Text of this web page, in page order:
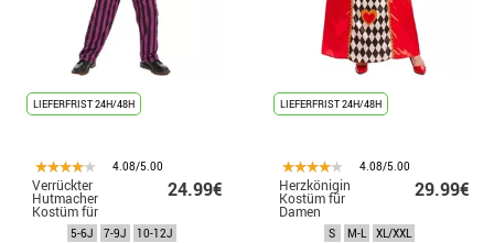
LIEFERFRIST 24H/48H
4.08/5.00
Verrückter
Hutmacher
Kostüm für
Jungen
24.99€
5-6J 7-9J 10-12J
LIEFERFRIST 24H/48H
4.08/5.00
Herzkönigin
Kostüm für
Damen
29.99€
S M-L XL/XXL